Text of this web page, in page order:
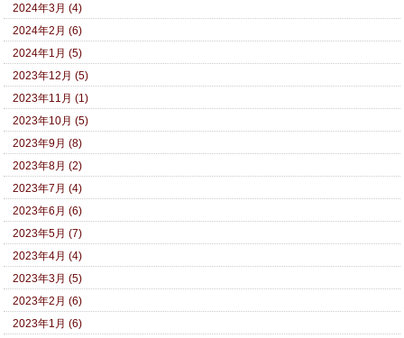
2024年3月 (4)
2024年2月 (6)
2024年1月 (5)
2023年12月 (5)
2023年11月 (1)
2023年10月 (5)
2023年9月 (8)
2023年8月 (2)
2023年7月 (4)
2023年6月 (6)
2023年5月 (7)
2023年4月 (4)
2023年3月 (5)
2023年2月 (6)
2023年1月 (6)